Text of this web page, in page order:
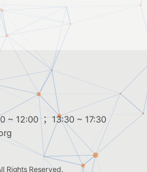
~ 12:00 ； 13:30 ~ 17:30
Rights Reserved.